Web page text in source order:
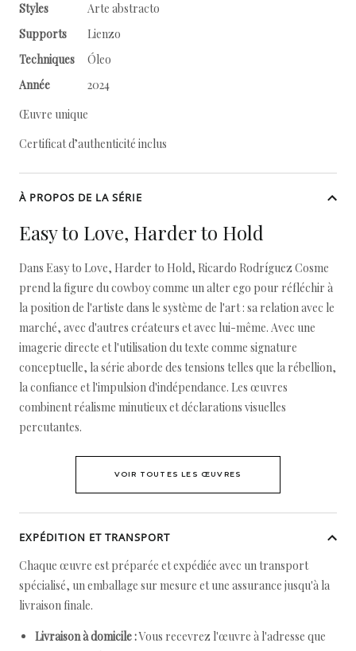
Styles
Arte abstracto
Supports
Lienzo
Techniques
Óleo
Année
2024
Œuvre unique
Certificat d’authenticité inclus
À PROPOS DE LA SÉRIE
Easy to Love, Harder to Hold
Dans Easy to Love, Harder to Hold, Ricardo Rodríguez Cosme
prend la figure du cowboy comme un alter ego pour réfléchir à
la position de l'artiste dans le système de l'art : sa relation avec le
marché, avec d'autres créateurs et avec lui-même. Avec une
imagerie directe et l'utilisation du texte comme signature
conceptuelle, la série aborde des tensions telles que la rébellion,
la confiance et l'impulsion d'indépendance. Les œuvres
combinent réalisme minutieux et déclarations visuelles
percutantes.
VOIR TOUTES LES ŒUVRES
EXPÉDITION ET TRANSPORT
Chaque œuvre est préparée et expédiée avec un transport
spécialisé, un emballage sur mesure et une assurance jusqu'à la
livraison finale.
Livraison à domicile :Vous recevrez l'œuvre à l'adresse que